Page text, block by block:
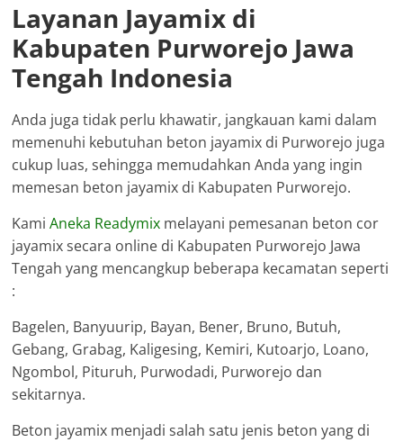
Layanan Jayamix di
Kabupaten Purworejo Jawa
Tengah Indonesia
Anda juga tidak perlu khawatir, jangkauan kami dalam
memenuhi kebutuhan beton jayamix di Purworejo juga
cukup luas, sehingga memudahkan Anda yang ingin
memesan beton jayamix di Kabupaten Purworejo.
KamiAneka Readymix melayani pemesanan beton cor
jayamix secara online di Kabupaten Purworejo Jawa
Tengah yang mencangkup beberapa kecamatan seperti
:
Bagelen, Banyuurip, Bayan, Bener, Bruno, Butuh,
Gebang, Grabag, Kaligesing, Kemiri, Kutoarjo, Loano,
Ngombol, Pituruh, Purwodadi, Purworejo dan
sekitarnya.
Beton jayamix menjadi salah satu jenis beton yang di